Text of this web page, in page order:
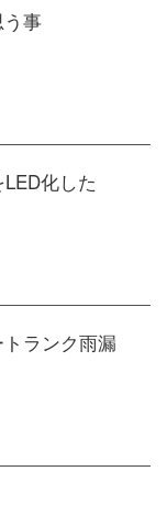
事
化した
ランク雨漏